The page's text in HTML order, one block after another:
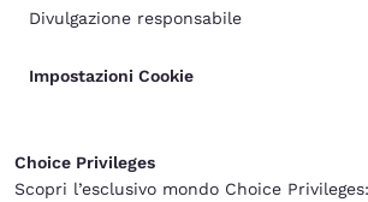
Divulgazione responsabile
Impostazioni Cookie
Choice Privileges
Scopri l’esclusivo mondo Choice